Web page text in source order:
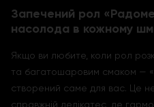
Запечений рол
насолода в кожному
Якщо ви любите, коли рол
та багатошаровим смаком —
створений саме для вас. Це
справжній делікатес, де